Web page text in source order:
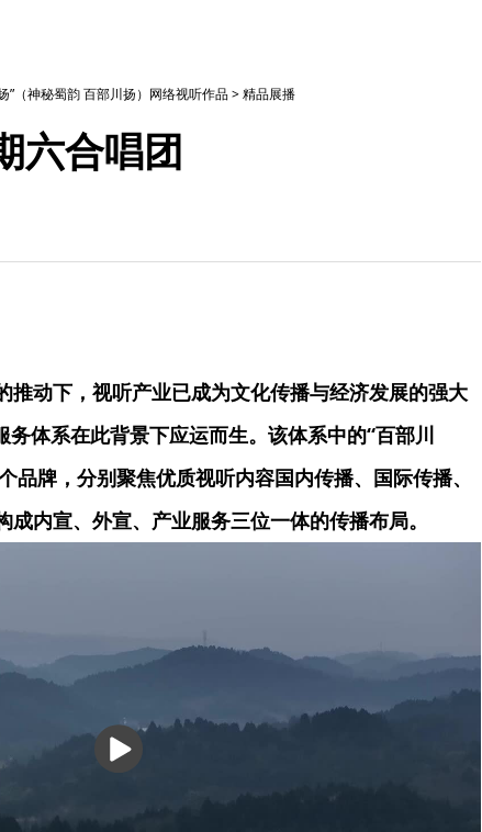
”（神秘蜀韵 百部川扬）网络视听作品>精品展播
六合唱团
推动下，视听产业已成为文化传播与经济发展的强大
务体系在此背景下应运而生。该体系中的“百部川
品牌，分别聚焦优质视听内容国内传播、国际传播、
内宣、外宣、产业服务三位一体的传播布局。
播
放